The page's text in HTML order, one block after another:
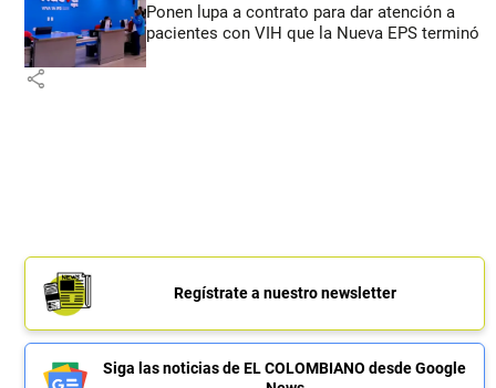
Ponen lupa a contrato para dar atención a
pacientes con VIH que la Nueva EPS terminó
share
Regístrate a nuestro newsletter
Siga las noticias de EL COLOMBIANO desde Google